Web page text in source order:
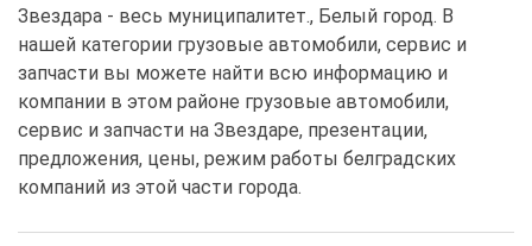
Звездара - весь муниципалитет., Белый город. В
нашей категории грузовые автомобили, сервис и
запчасти вы можете найти всю информацию и
компании в этом районе грузовые автомобили,
сервис и запчасти на Звездаре, презентации,
предложения, цены, режим работы белградских
компаний из этой части города.